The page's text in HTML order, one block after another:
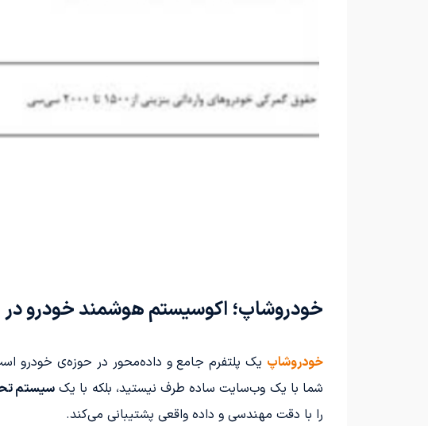
خودروشاپ؛ اکوسیستم هوشمند خودرو در
خودروشاپ یک پلتفرم جامع و داده‌محور در حوزه‌ی خودرو
شما با یک وب‌سایت ساده طرف نیستید، بلکه با یک سیستم
را با دقت مهندسی و داده واقعی پشتیبانی می‌کند.